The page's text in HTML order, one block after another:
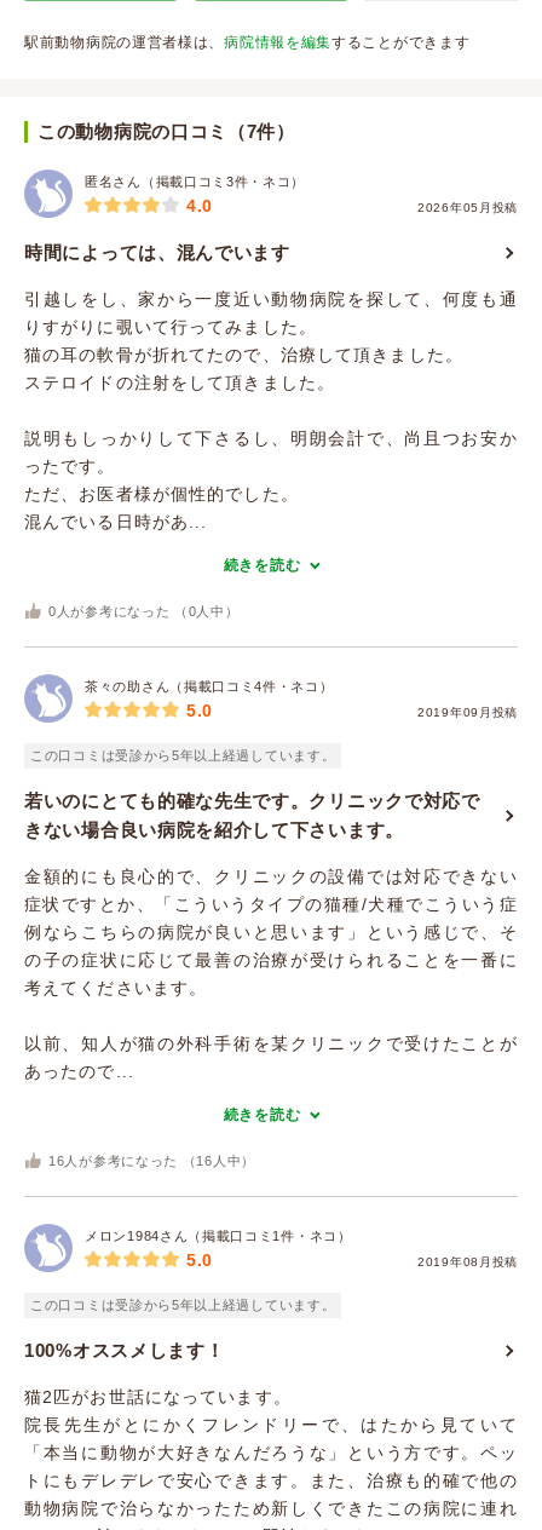
駅前動物病院の運営者様は、病院情報を編集することができます
この動物病院の口コミ（7件）
匿名さん（掲載口コミ3件・ネコ）
2026年05月投稿
4.0
時間によっては、混んでいます
引越しをし、家から一度近い動物病院を探して、何度も通
りすがりに覗いて行ってみました。
猫の耳の軟骨が折れてたので、治療して頂きました。
ステロイドの注射をして頂きました。
説明もしっかりして下さるし、明朗会計で、尚且つお安か
ったです。
ただ、お医者様が個性的でした。
混んでいる日時があ...
続きを読む
0 人が参考になった （ 0 人中）
茶々の助さん（掲載口コミ4件・ネコ）
2019年09月投稿
5.0
この口コミは受診から5年以上経過しています。
若いのにとても的確な先生です。クリニックで対応で
きない場合良い病院を紹介して下さいます。
金額的にも良心的で、クリニックの設備では対応できない
症状ですとか、「こういうタイプの猫種/犬種でこういう症
例ならこちらの病院が良いと思います」という感じで、そ
の子の症状に応じて最善の治療が受けられることを一番に
考えてくださいます。
以前、知人が猫の外科手術を某クリニックで受けたことが
あったので...
続きを読む
16 人が参考になった （ 16 人中）
メロン1984さん（掲載口コミ1件・ネコ）
2019年08月投稿
5.0
この口コミは受診から5年以上経過しています。
100%オススメします！
猫2匹がお世話になっています。
院長先生がとにかくフレンドリーで、はたから見ていて
「本当に動物が大好きなんだろうな」という方です。ペッ
トにもデレデレで安心できます。また、治療も的確で他の
動物病院で治らなかったため新しくできたこの病院に連れ